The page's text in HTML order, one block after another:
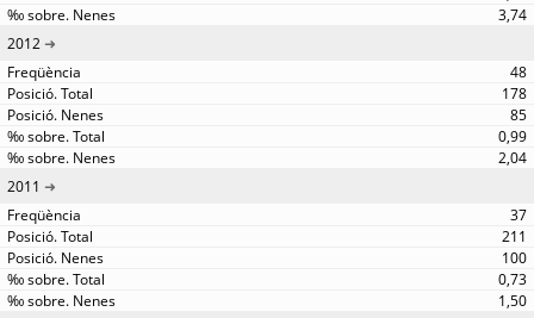
3,74
2012
48
178
85
0,99
2,04
2011
37
211
100
0,73
1,50